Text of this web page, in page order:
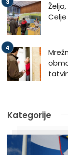
Kategorije